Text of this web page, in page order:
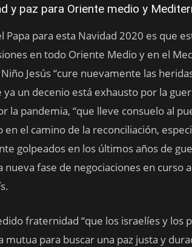
y paz para Oriente medio y
Papa para esta Navidad 2020 es que
en todo Oriente Medio y en el
Jesús “cure nuevamente las
ya un decenio está exhausto por la
la pandemia, “que lleve consuelo al
el camino de la reconciliación,
golpeados en los últimos años de
nueva fase de negociaciones en curso
fraternidad “que los israelíes y los
mutua para buscar una paz justa y